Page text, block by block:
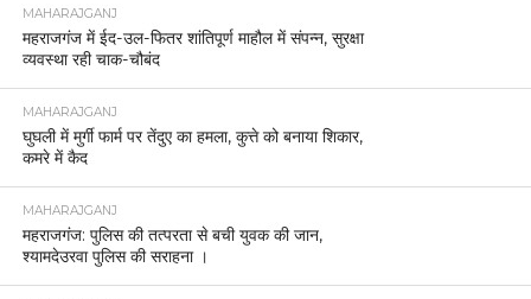
MAHARAJGANJ
महराजगंज में ईद-उल-फितर शांतिपूर्ण माहौल में संपन्न, सुरक्षा
व्यवस्था रही चाक-चौबंद
MAHARAJGANJ
घुघली में मुर्गी फार्म पर तेंदुए का हमला, कुत्ते को बनाया शिकार,
कमरे में कैद
MAHARAJGANJ
महराजगंज: पुलिस की तत्परता से बची युवक की जान,
श्यामदेउरवा पुलिस की सराहना ।